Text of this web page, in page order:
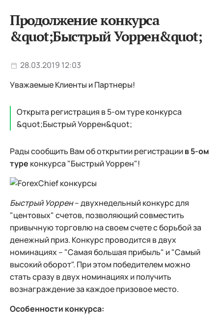
Продолжение конкурса
&quot;Быстрый Уоррен&quot;
28.03.2019 12:03
Уважаемые Клиенты и Партнеры!
Открыта регистрация в 5-ом туре конкурса
&quot;Быстрый Уоррен&quot;
Рады сообщить Вам об открытии регистрациив 5-ом
туре конкурса "Быстрый Уоррен"!
Быстрый Уоррен– двухнедельный конкурс для
"центовых" счетов, позволяющий совместить
привычную торговлю на своем счете с борьбой за
денежный приз. Конкурс проводится в двух
номинациях – "Самая большая прибыль" и "Самый
высокий оборот". При этом победителем можно
стать сразу в двух номинациях и получить
вознаграждение за каждое призовое место.
Особенности конкурса: